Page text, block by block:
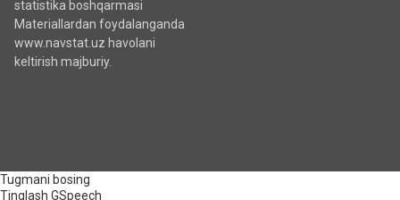
statistika boshqarmasi
Materiallardan foydalanganda
www.navstat.uz havolani
keltirish majburiy.
Tugmani bosing
Tinglash GSpeech